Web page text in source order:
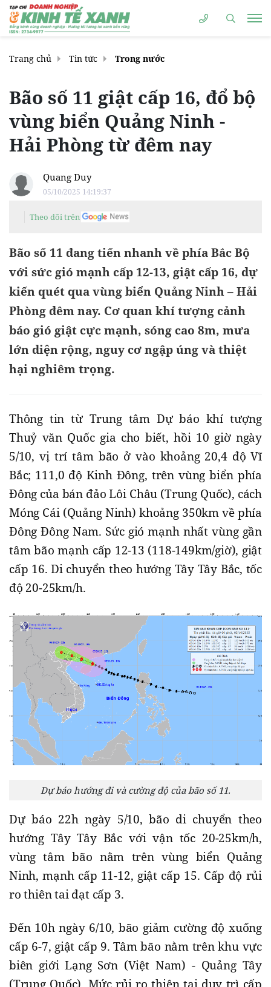
Trang chủ Tin tức Trong nước
Bão số 11 giật cấp 16, đổ bộ
vùng biển Quảng Ninh -
Hải Phòng từ đêm nay
Quang Duy
05/10/2025 14:19:37
Theo dõi trên
Bão số 11 đang tiến nhanh về phía Bắc Bộ
với sức gió mạnh cấp 12-13, giật cấp 16, dự
kiến quét qua vùng biển Quảng Ninh – Hải
Phòng đêm nay. Cơ quan khí tượng cảnh
báo gió giật cực mạnh, sóng cao 8m, mưa
lớn diện rộng, nguy cơ ngập úng và thiệt
hại nghiêm trọng.
Thông tin từ Trung tâm Dự báo khí tượng
Thuỷ văn Quốc gia cho biết, hồi 10 giờ ngày
5/10, vị trí tâm bão ở vào khoảng 20,4 độ Vĩ
Bắc; 111,0 độ Kinh Đông, trên vùng biển phía
Đông của bán đảo Lôi Châu (Trung Quốc), cách
Móng Cái (Quảng Ninh) khoảng 350km về phía
Đông Đông Nam. Sức gió mạnh nhất vùng gần
tâm bão mạnh cấp 12-13 (118-149km/giờ), giật
cấp 16. Di chuyển theo hướng Tây Tây Bắc, tốc
độ 20-25km/h.
Dự báo hướng đi và cường độ của bão số 11.
Dự báo 22h ngày 5/10, bão di chuyển theo
hướng Tây Tây Bắc với vận tốc 20-25km/h,
vùng tâm bão nằm trên vùng biển Quảng
Ninh, mạnh cấp 11-12, giật cấp 15. Cấp độ rủi
ro thiên tai đạt cấp 3.
Đến 10h ngày 6/10, bão giảm cường độ xuống
cấp 6-7, giật cấp 9. Tâm bão nằm trên khu vực
biên giới Lạng Sơn (Việt Nam) - Quảng Tây
(Trung Quốc). Mức rủi ro thiên tai duy trì cấp